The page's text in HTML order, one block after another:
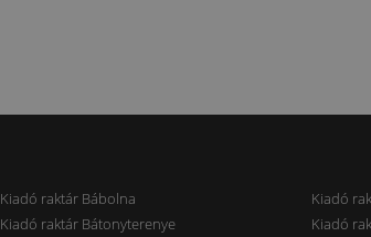
Kiadó raktár Bábolna Kiadó
Kiadó raktár Bátonyterenye Kiadó